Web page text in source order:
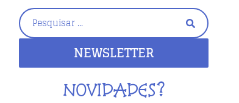
NEWSLETTER
NOVIDADES?